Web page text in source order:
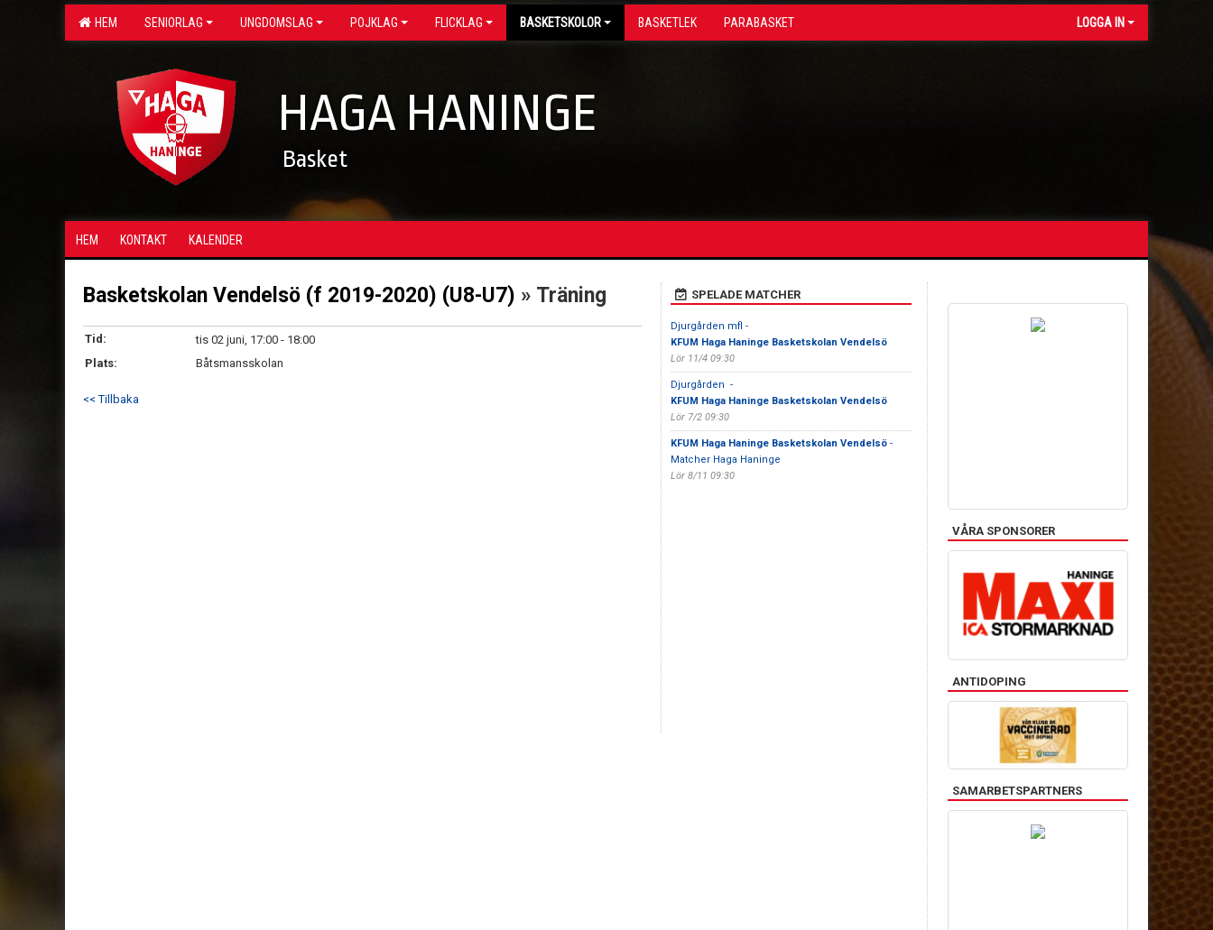
HEM SENIORLAG UNGDOMSLAG POJKLAG FLICKLAG BASKETSKOLOR BASKETLEK PARABASKET LOGGA IN
HAGA HANINGE
Basket
HEM KONTAKT KALENDER
Basketskolan Vendelsö (f 2019-2020) (U8-U7) » Träning
Tid:
tis 02 juni, 17:00 - 18:00
Plats:
Båtsmansskolan
<< Tillbaka
SPELADE MATCHER
Djurgården mfl -
KFUM Haga Haninge Basketskolan Vendelsö
Lör 11/4 09:30
Djurgården -
KFUM Haga Haninge Basketskolan Vendelsö
Lör 7/2 09:30
KFUM Haga Haninge Basketskolan Vendelsö-
Matcher Haga Haninge
Lör 8/11 09:30
VÅRA SPONSORER
ANTIDOPING
SAMARBETSPARTNERS